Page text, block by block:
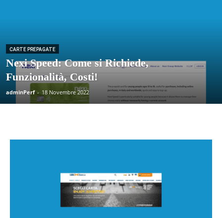
CARTE PREPAGATE
Nexi Speed: Come si Richiede,
Funzionalità, Costi!
adminPerf - 18 Novembre 2022